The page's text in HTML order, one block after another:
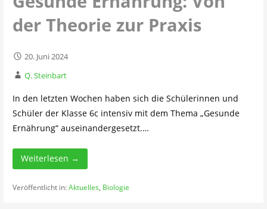
der Theorie zur Praxis
20. Juni 2024
Q. Steinbart
In den letzten Wochen haben sich die Schülerinnen und
Schüler der Klasse 6c intensiv mit dem Thema „Gesunde
Ernährung“ auseinandergesetzt.…
Weiterlesen →
Veröffentlicht in:Aktuelles, Biologie